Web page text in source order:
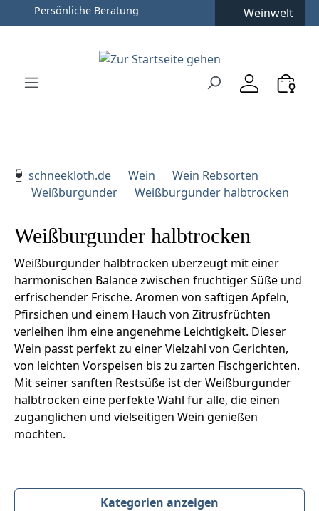
Zum Hauptinhalt springen
Zur Hauptnavigation springen
Persönliche Beratung Weinwelt
schneekloth.de
Wein
Wein Rebsorten
Weißburgunder
Weißburgunder halbtrocken
Weißburgunder halbtrocken
Weißburgunder halbtrocken überzeugt mit einer
harmonischen Balance zwischen fruchtiger Süße und
erfrischender Frische. Aromen von saftigen Äpfeln,
Pfirsichen und einem Hauch von Zitrusfrüchten
verleihen ihm eine angenehme Leichtigkeit. Dieser
Wein passt perfekt zu einer Vielzahl von Gerichten,
von leichten Vorspeisen bis zu zarten Fischgerichten.
Mit seiner sanften Restsüße ist der Weißburgunder
halbtrocken eine perfekte Wahl für alle, die einen
zugänglichen und vielseitigen Wein genießen
möchten.
Kategorien anzeigen